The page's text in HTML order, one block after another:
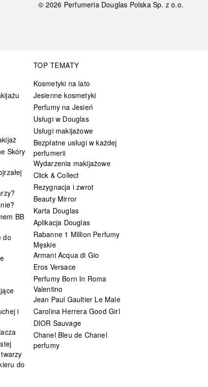
© 2026 Perfumeria Douglas Polska Sp. z o.o.
Skóry
BB
do
i
do
TOP TEMATY
Kosmetyki na lato
Jesienne kosmetyki
Perfumy na Jesień
Usługi w Douglas
Usługi makijażowe
Bezpłatne usługi w każdej
perfumerii
Wydarzenia makijażowe
Click & Collect
Rezygnacja i zwrot
Beauty Mirror
Karta Douglas
Aplikacja Douglas
Rabanne 1 Million Perfumy
Męskie
Armani Acqua di Gio
Eros Versace
Perfumy Born In Roma
Valentino
Jean Paul Gaultier Le Male
Carolina Herrera Good Girl
DIOR Sauvage
Chanel Bleu de Chanel
perfumy